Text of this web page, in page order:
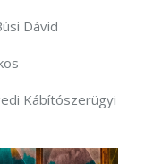
Dávid
Kábítószerügyi